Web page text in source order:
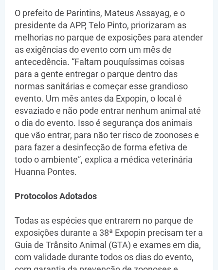
O prefeito de Parintins, Mateus Assayag, e o
presidente da APP, Telo Pinto, priorizaram as
melhorias no parque de exposições para atender
as exigências do evento com um mês de
antecedência. “Faltam pouquíssimas coisas
para a gente entregar o parque dentro das
normas sanitárias e começar esse grandioso
evento. Um mês antes da Expopin, o local é
esvaziado e não pode entrar nenhum animal até
o dia do evento. Isso é segurança dos animais
que vão entrar, para não ter risco de zoonoses e
para fazer a desinfecção de forma efetiva de
todo o ambiente”, explica a médica veterinária
Huanna Pontes.
Protocolos Adotados
Todas as espécies que entrarem no parque de
exposições durante a 38ª Expopin precisam ter a
Guia de Trânsito Animal (GTA) e exames em dia,
com validade durante todos os dias do evento,